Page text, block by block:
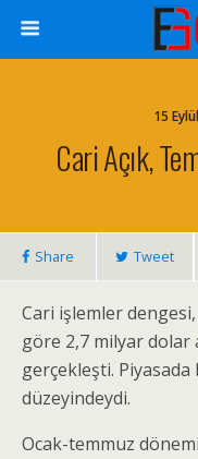
15
Cari Açık,
Share Tweet
Cari işlemler dengesi,
göre 2,7 milyar
gerçekleşti.
düzeyindeydi.
Ocak-temmuz